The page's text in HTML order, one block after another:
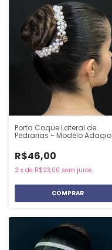
Porta Coque Lateral de
Pedrarias - Modelo Adagio
R$46,00
2 x de R$23,00 sem juros